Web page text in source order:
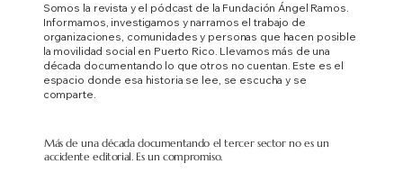
Somos la revista y el pódcast de la Fundación Ángel Ramos.
Informamos, investigamos y narramos el trabajo de
organizaciones, comunidades y personas que hacen posible
la movilidad social en Puerto Rico. Llevamos más de una
década documentando lo que otros no cuentan. Este es el
espacio donde esa historia se lee, se escucha y se
comparte.
Más de una década documentando el tercer sector no es un
accidente editorial. Es un compromiso.